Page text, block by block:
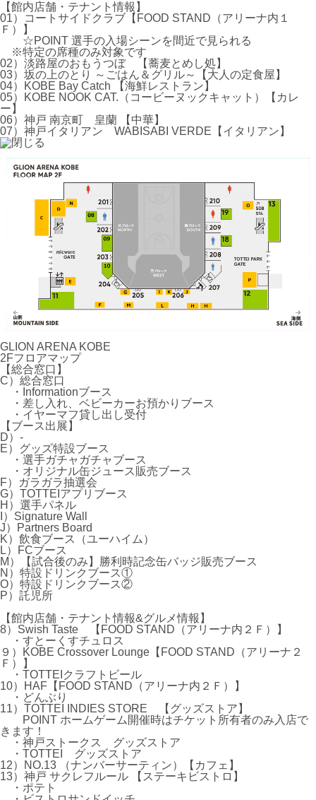
【館内店舗・テナント情報】
01）コートサイドクラブ【FOOD STAND（アリーナ内１
Ｆ）】
☆POINT 選手の入場シーンを間近で見られる
※特定の席種のみ対象です
02）淡路屋のおもうつぼ 【蕎麦とめし処】
03）坂の上のとり ～ごはん＆グリル～【大人の定食屋】
04）KOBE Bay Catch 【海鮮レストラン】
05）KOBE NOOK CAT.（コービーヌックキャット）【カレ
ー】
06）神戸 南京町 皇蘭 【中華】
07）神戸イタリアン WABISABI VERDE【イタリアン】
GLION ARENA KOBE
2Fフロアマップ
【総合窓口】
C）総合窓口
・Informationブース
・差し入れ、ベビーカーお預かりブース
・イヤーマフ貸し出し受付
【ブース出展】
D）-
E）グッズ特設ブース
・選手ガチャガチャブース
・オリジナル缶ジュース販売ブース
F）ガラガラ抽選会
G）TOTTEIアプリブース
H）選手パネル
I）Signature Wall
J）Partners Board
K）飲食ブース（ユーハイム）
L）FCブース
M）【試合後のみ】勝利時記念缶バッジ販売ブース
N）特設ドリンクブース①
O）特設ドリンクブース②
P）託児所
【館内店舗・テナント情報&グルメ情報】
8）Swish Taste 【FOOD STAND（アリーナ内２Ｆ）】
・すとーくすチュロス
９）KOBE Crossover Lounge【FOOD STAND（アリーナ２
Ｆ）】
・TOTTEIクラフトビール
10）HAF【FOOD STAND（アリーナ内２Ｆ）】
・どんぶり
11）TOTTEI INDIES STORE 【グッズストア】
POINT ホームゲーム開催時はチケット所有者のみ入店で
きます！
・神戸ストークス グッズストア
・TOTTEI グッズストア
12）NO.13 （ナンバーサーティン）【カフェ】
13）神戸 サクレフルール 【ステーキビストロ】
・ポテト